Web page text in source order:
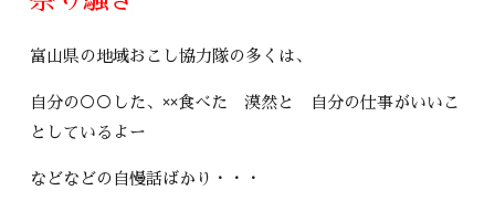
富山県の地域おこし協力隊の多くは、
自分の○○した、××食べた 漠然と 自分の仕事がいいこ
としているよー
などなどの自慢話ばかり・・・